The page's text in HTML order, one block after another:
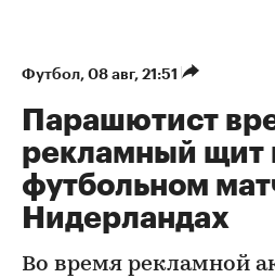
Футбол⁠, 08 авг, 21:51
Парашютист
рекламный щит
футбольном
Нидерландах
Во время рекламной